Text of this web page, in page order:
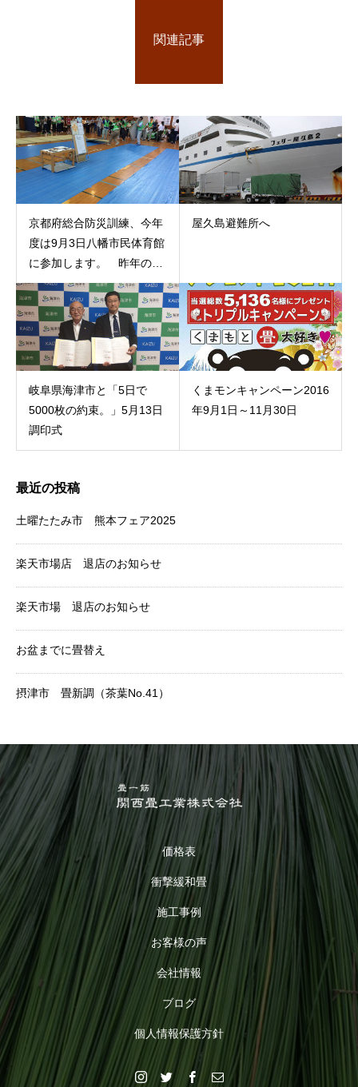
関連記事
京都府総合防災訓練、今年
度は9月3日八幡市民体育館
に参加します。 昨年の南
丹市海洋センターの様子で
す。
屋久島避難所へ
岐阜県海津市と「5日で
5000枚の約束。」5月13日
調印式
くまモンキャンペーン2016
年9月1日～11月30日
最近の投稿
土曜たたみ市 熊本フェア2025
楽天市場店 退店のお知らせ
楽天市場 退店のお知らせ
お盆までに畳替え
摂津市 畳新調（茶葉No.41）
価格表
衝撃緩和畳
施工事例
お客様の声
会社情報
ブログ
個人情報保護方針